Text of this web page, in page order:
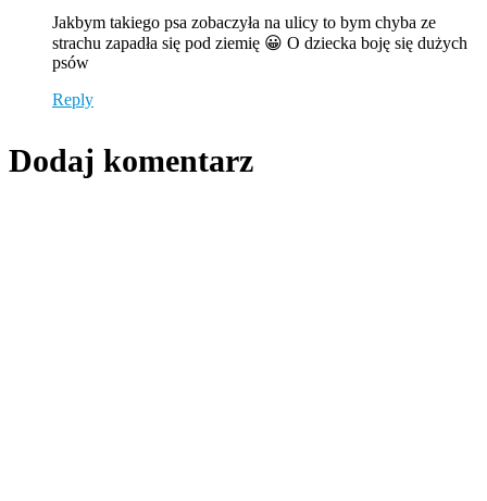
Jakbym takiego psa zobaczyła na ulicy to bym chyba ze
strachu zapadła się pod ziemię 😀 O dziecka boję się dużych
psów
Reply
Dodaj komentarz